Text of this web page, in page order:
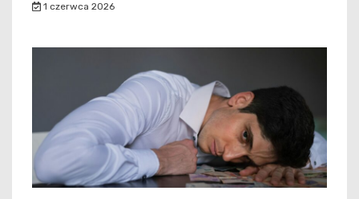
1 czerwca 2026